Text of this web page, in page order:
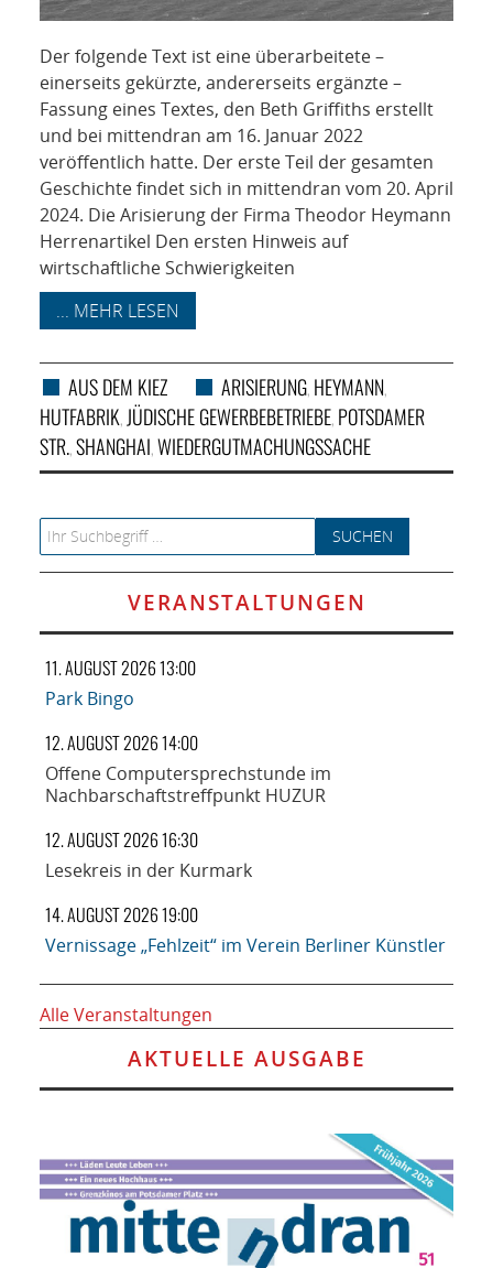
Der folgende Text ist eine überarbeitete –
einerseits gekürzte, andererseits ergänzte –
Fassung eines Textes, den Beth Griffiths erstellt
und bei mittendran am 16. Januar 2022
veröffentlich hatte. Der erste Teil der gesamten
Geschichte findet sich in mittendran vom 20. April
2024. Die Arisierung der Firma Theodor Heymann
Herrenartikel Den ersten Hinweis auf
wirtschaftliche Schwierigkeiten
... MEHR LESEN
AUS DEM KIEZ ARISIERUNG, HEYMANN,
HUTFABRIK,JÜDISCHE GEWERBEBETRIEBE, POTSDAMER
STR.,SHANGHAI,WIEDERGUTMACHUNGSSACHE
Search for:
VERANSTALTUNGEN
11. AUGUST 2026 13:00
Park Bingo
12. AUGUST 2026 14:00
Offene Computersprechstunde im
Nachbarschaftstreffpunkt HUZUR
12. AUGUST 2026 16:30
Lesekreis in der Kurmark
14. AUGUST 2026 19:00
Vernissage „Fehlzeit“ im Verein Berliner Künstler
Alle Veranstaltungen
AKTUELLE AUSGABE